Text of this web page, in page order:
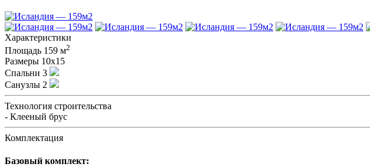
Характеристики
Площадь 159 м2
Размеры 10х15
Спальни 3
Санузлы 2
Технология строительства
- Клееный брус
Комплектация
Базовый комплект: